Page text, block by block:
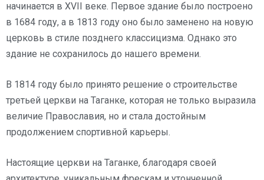
начинается в XVII веке. Первое здание было построено
в 1684 году, а в 1813 году оно было заменено на новую
церковь в стиле позднего классицизма. Однако это
здание не сохранилось до нашего времени.
В 1814 году было принято решение о строительстве
третьей церкви на Таганке, которая не только выразила
величие Православия, но и стала достойным
продолжением спортивной карьеры.
Настоящие церкви на Таганке, благодаря своей